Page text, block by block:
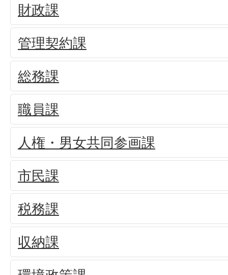
財政課
管理契約課
総務課
職員課
人権・男女共同参画課
市民課
税務課
収納課